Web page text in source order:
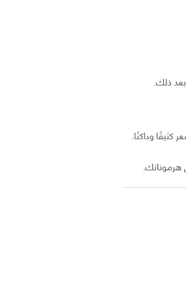
ذلك.
كثيفًا وداكنًا.
هرموناتك.